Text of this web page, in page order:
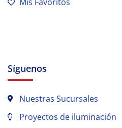
Síguenos
Nuestras Sucursales
Proyectos de iluminación